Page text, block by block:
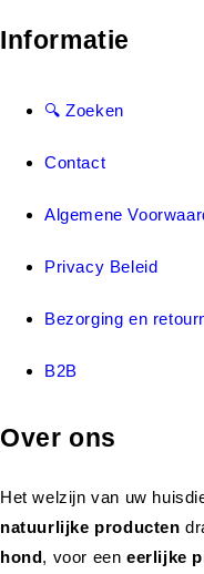
Informatie
🔍 Zoeken
Contact
Algemene
Privacy Beleid
Bezorging en
B2B
Over ons
Het welzijn van uw
natuurlijke producten
hond, voor eeneerlijke